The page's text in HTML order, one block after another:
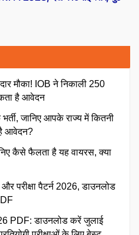
मौका! IOB ने निकाली 250
है आवेदन
जानिए आपके राज्य में कितनी
आवेदन?
कैसे फैलता है यह वायरस, क्या
परीक्षा पैटर्न 2026, डाउनलोड
PDF: डाउनलोड करें जुलाई